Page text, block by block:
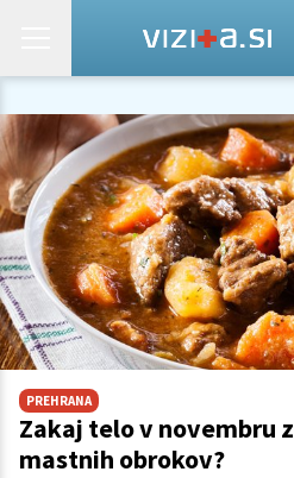
PREHRANA
Zakaj telo v novembru
mastnih obrokov?